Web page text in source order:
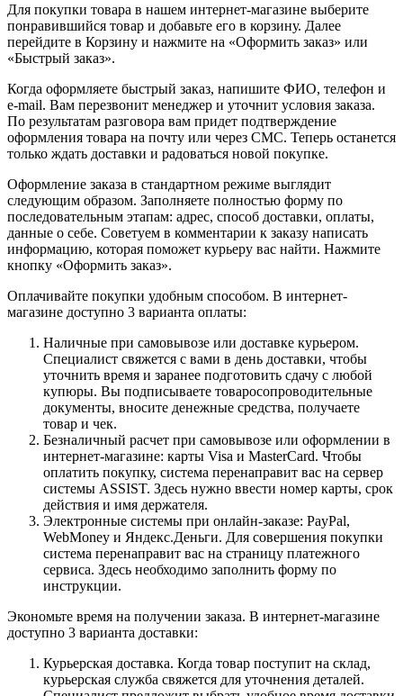
Для покупки товара в нашем интернет-магазине выберите
понравившийся товар и добавьте его в корзину. Далее
перейдите в Корзину и нажмите на «Оформить заказ» или
«Быстрый заказ».
Когда оформляете быстрый заказ, напишите ФИО, телефон и
e-mail. Вам перезвонит менеджер и уточнит условия заказа.
По результатам разговора вам придет подтверждение
оформления товара на почту или через СМС. Теперь останется
только ждать доставки и радоваться новой покупке.
Оформление заказа в стандартном режиме выглядит
следующим образом. Заполняете полностью форму по
последовательным этапам: адрес, способ доставки, оплаты,
данные о себе. Советуем в комментарии к заказу написать
информацию, которая поможет курьеру вас найти. Нажмите
кнопку «Оформить заказ».
Оплачивайте покупки удобным способом. В интернет-
магазине доступно 3 варианта оплаты:
Наличные при самовывозе или доставке курьером.
Специалист свяжется с вами в день доставки, чтобы
уточнить время и заранее подготовить сдачу с любой
купюры. Вы подписываете товаросопроводительные
документы, вносите денежные средства, получаете
товар и чек.
Безналичный расчет при самовывозе или оформлении в
интернет-магазине: карты Visa и MasterCard. Чтобы
оплатить покупку, система перенаправит вас на сервер
системы ASSIST. Здесь нужно ввести номер карты, срок
действия и имя держателя.
Электронные системы при онлайн-заказе: PayPal,
WebMoney и Яндекс.Деньги. Для совершения покупки
система перенаправит вас на страницу платежного
сервиса. Здесь необходимо заполнить форму по
инструкции.
Экономьте время на получении заказа. В интернет-магазине
доступно 3 варианта доставки:
Курьерская доставка. Когда товар поступит на склад,
курьерская служба свяжется для уточнения деталей.